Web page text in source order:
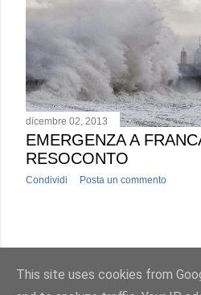
dicembre 02, 2013
EMERGENZA A
RESOCONTO
Condividi Posta un commento
This site uses cookies from